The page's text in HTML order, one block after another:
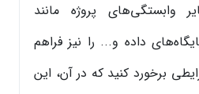
وابستگی‌های پروژه مانند
داده و... را نیز فراهم
برخورد کنید که در آن، این